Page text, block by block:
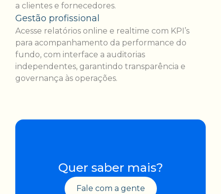
a clientes e fornecedores.
Gestão profissional
Acesse relatórios online e realtime com KPI’s
para acompanhamento da performance do
fundo, com interface a auditorias
independentes, garantindo transparência e
governança às operações.
Quer saber mais?
Fale com a gente